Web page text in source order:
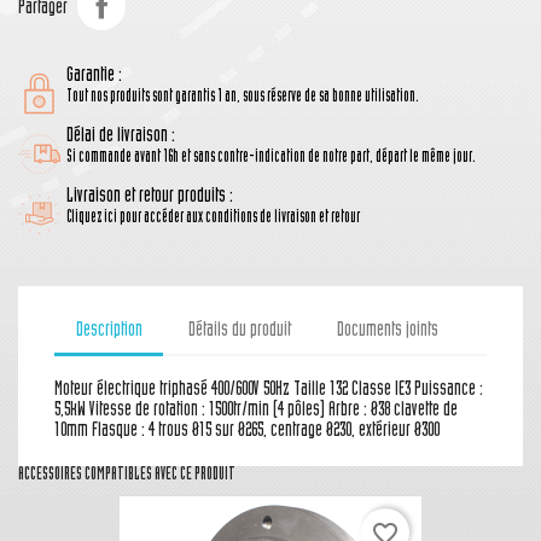
Partager
Garantie :
Tout nos produits sont garantis 1 an, sous réserve de sa bonne utilisation.
Délai de livraison :
Si commande avant 16h et sans contre-indication de notre part, départ le même jour.
Livraison et retour produits :
Cliquez ici pour accéder aux conditions de livraison et retour
Description Détails du produit Documents joints
Moteur électrique triphasé 400/600V 50Hz Taille 132 Classe IE3 Puissance :
5,5kW Vitesse de rotation : 1500tr/min (4 pôles) Arbre : Ø38 clavette de
10mm Flasque : 4 trous Ø15 sur Ø265, centrage Ø230, extérieur Ø300
ACCESSOIRES COMPATIBLES AVEC CE PRODUIT
favorite_border